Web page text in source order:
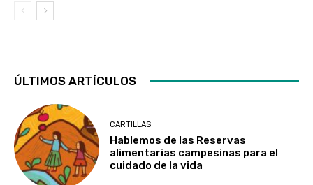
ÚLTIMOS ARTÍCULOS
CARTILLAS
Hablemos de las Reservas
alimentarias campesinas para el
cuidado de la vida